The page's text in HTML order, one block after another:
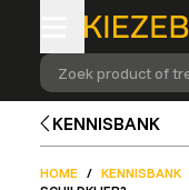
Zoek product of
KENNISBANK
HOME / KENNISBANK